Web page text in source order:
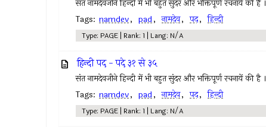
संत नामदेवजीने हिन्दी में भी बहुत सुंदर और भक्तिपूर्ण रचनायें की है ।
Tags: namdev, pad, नामदेव, पद, हिन्दी
Type: PAGE | Rank: 1 | Lang: N/A
हिन्दी पद - पदे ३१ से ३५
संत नामदेवजीने हिन्दी में भी बहुत सुंदर और भक्तिपूर्ण रचनायें की है ।
Tags: namdev, pad, नामदेव, पद, हिन्दी
Type: PAGE | Rank: 1 | Lang: N/A